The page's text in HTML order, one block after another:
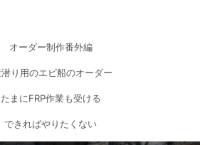
オーダー制作番外編
り用のエビ船のオーダー
たまにFRP作業も受ける
できればやりたくない